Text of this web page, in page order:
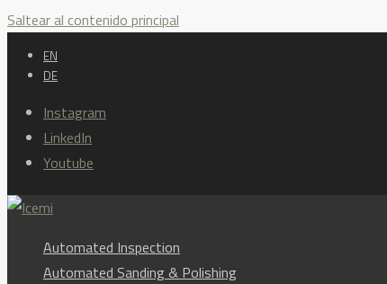
Saltear al contenido principal
EN
DE
Instagram
LinkedIn
Youtube
Automated Inspection
Automated Sanding & Polishing